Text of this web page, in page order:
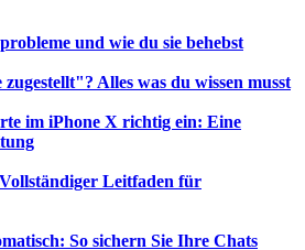
und wie du sie behebst
Alles was du wissen musst
im iPhone X richtig ein: Eine
Leitfaden für
So sichern Sie Ihre Chats